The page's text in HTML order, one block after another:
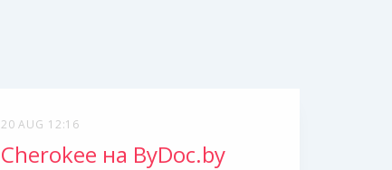
20 AUG 12:16
Cherokee на ByDoc.by